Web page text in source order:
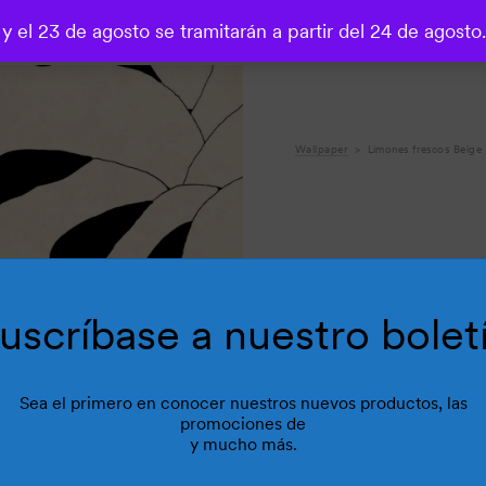
Wallpaper Limones frescos Beige
a nuestro
Sea el primero en conocer nuestros nuevos productos, las
promociones de
y mucho más.
el 23 de agosto se tramitarán a partir del 24 de